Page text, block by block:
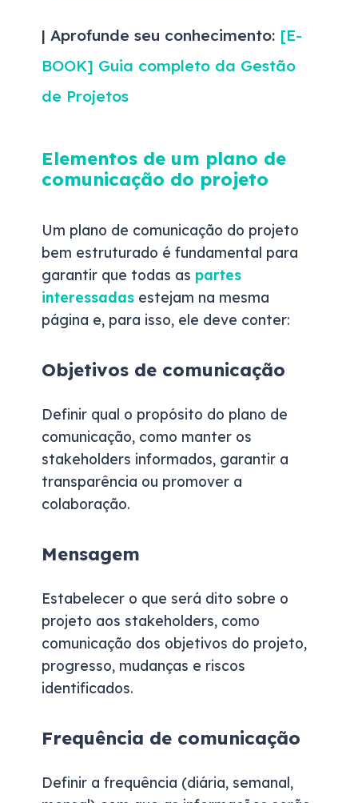
| Aprofunde seu conhecimento: [E-
BOOK] Guia completo da Gestão
de Projetos
Elementos de um plano de
comunicação do projeto
Um plano de comunicação do projeto
bem estruturado é fundamental para
garantir que todas as partes
interessadas estejam na mesma
página e, para isso, ele deve conter:
Objetivos de comunicação
Definir qual o propósito do plano de
comunicação, como manter os
stakeholders informados, garantir a
transparência ou promover a
colaboração.
Mensagem
Estabelecer o que será dito sobre o
projeto aos stakeholders, como
comunicação dos objetivos do projeto,
progresso, mudanças e riscos
identificados.
Frequência de comunicação
Definir a frequência (diária, semanal,